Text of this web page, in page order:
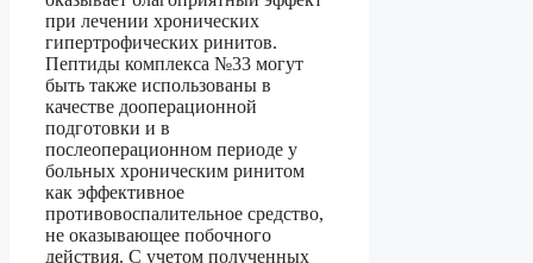
при лечении хронических
гипертрофических ринитов.
Пептиды комплекса №33 могут
быть также использованы в
качестве дооперационной
подготовки и в
послеоперационном периоде у
больных хроническим ринитом
как эффективное
противовоспалительное средство,
не оказывающее побочного
действия. С учетом полученных